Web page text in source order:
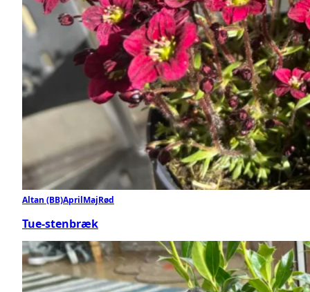
Altan (BB)AprilMajRød
Tue-stenbræk